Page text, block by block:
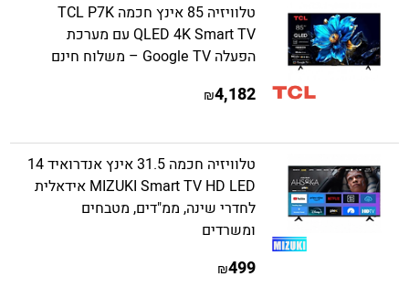
טלוויזיה 85 אינץ חכמה TCL P7K
QLED 4K Smart TV עם מערכת
הפעלה Google TV – משלוח חינם
4,182
₪
טלוויזיה חכמה 31.5 אינץ אנדרואיד 14
MIZUKI Smart TV HD LED אידאלית
לחדרי שינה, ממ"דים, מטבחים
ומשרדים
499
₪